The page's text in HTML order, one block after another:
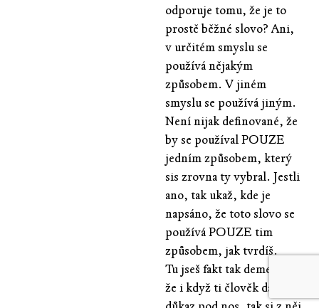
odporuje tomu, že je to
prostě běžné slovo? Ani,
v určitém smyslu se
používá nějakým
způsobem. V jiném
smyslu se používá jiným.
Není nijak definované, že
by se používal POUZE
jedním způsobem, který
sis zrovna ty vybral. Jestli
ano, tak ukaž, kde je
napsáno, že toto slovo se
používá POUZE tim
způsobem, jak tvrdíš.
Tu jseš fakt tak dementní,
že i když ti člověk dá